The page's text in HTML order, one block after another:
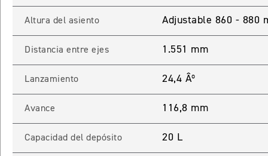
TIGER 800 SPORT
Precio desde $11.390.000
Altura del asiento Adjustable 860 - 880
Distancia entre ejes 1.551 mm
Lanzamiento 24,4 Âº
Avance 116,8 mm
Capacidad del depósito 20 L